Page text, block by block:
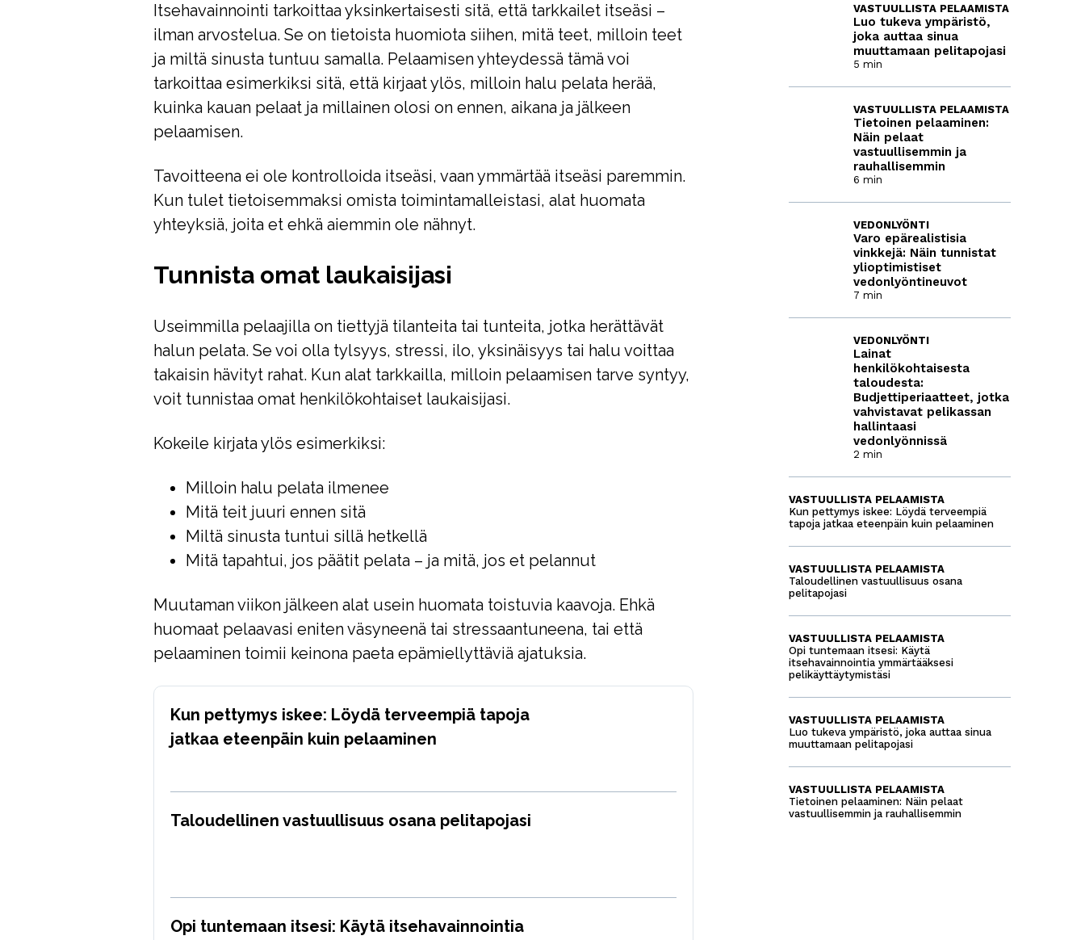
Itsehavainnointi tarkoittaa yksinkertaisesti sitä, että tarkkailet itseäsi –
ilman arvostelua. Se on tietoista huomiota siihen, mitä teet, milloin teet
ja miltä sinusta tuntuu samalla. Pelaamisen yhteydessä tämä voi
tarkoittaa esimerkiksi sitä, että kirjaat ylös, milloin halu pelata herää,
kuinka kauan pelaat ja millainen olosi on ennen, aikana ja jälkeen
pelaamisen.
Tavoitteena ei ole kontrolloida itseäsi, vaan ymmärtää itseäsi paremmin.
Kun tulet tietoisemmaksi omista toimintamalleistasi, alat huomata
yhteyksiä, joita et ehkä aiemmin ole nähnyt.
Tunnista omat laukaisijasi
Useimmilla pelaajilla on tiettyjä tilanteita tai tunteita, jotka herättävät
halun pelata. Se voi olla tylsyys, stressi, ilo, yksinäisyys tai halu voittaa
takaisin hävityt rahat. Kun alat tarkkailla, milloin pelaamisen tarve syntyy,
voit tunnistaa omat henkilökohtaiset laukaisijasi.
Kokeile kirjata ylös esimerkiksi:
Milloin halu pelata ilmenee
Mitä teit juuri ennen sitä
Miltä sinusta tuntui sillä hetkellä
Mitä tapahtui, jos päätit pelata – ja mitä, jos et pelannut
Muutaman viikon jälkeen alat usein huomata toistuvia kaavoja. Ehkä
huomaat pelaavasi eniten väsyneenä tai stressaantuneena, tai että
pelaaminen toimii keinona paeta epämiellyttäviä ajatuksia.
Kun pettymys iskee: Löydä terveempiä tapoja
jatkaa eteenpäin kuin pelaaminen
Taloudellinen vastuullisuus osana pelitapojasi
Opi tuntemaan itsesi: Käytä itsehavainnointia
Luo tukeva ympäristö,
joka auttaa sinua
muuttamaan pelitapojasi
VASTUULLISTA PELAAMISTA
5 min
Tietoinen pelaaminen:
Näin pelaat
vastuullisemmin ja
rauhallisemmin
VASTUULLISTA PELAAMISTA
6 min
Varo epärealistisia
vinkkejä: Näin tunnistat
ylioptimistiset
vedonlyöntineuvot
VEDONLYÖNTI
7 min
Lainat
henkilökohtaisesta
taloudesta:
Budjettiperiaatteet, jotka
vahvistavat pelikassan
hallintaasi
vedonlyönnissä
VEDONLYÖNTI
2 min
Kun pettymys iskee: Löydä terveempiä
tapoja jatkaa eteenpäin kuin pelaaminen
VASTUULLISTA PELAAMISTA
Taloudellinen vastuullisuus osana
pelitapojasi
VASTUULLISTA PELAAMISTA
Opi tuntemaan itsesi: Käytä
itsehavainnointia ymmärtääksesi
pelikäyttäytymistäsi
VASTUULLISTA PELAAMISTA
Luo tukeva ympäristö, joka auttaa sinua
muuttamaan pelitapojasi
VASTUULLISTA PELAAMISTA
Tietoinen pelaaminen: Näin pelaat
vastuullisemmin ja rauhallisemmin
VASTUULLISTA PELAAMISTA